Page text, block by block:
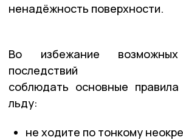
ненадёжность поверхности.
Во избежание возможных
последствий
соблюдать основные
льду:
не ходите по тонкому